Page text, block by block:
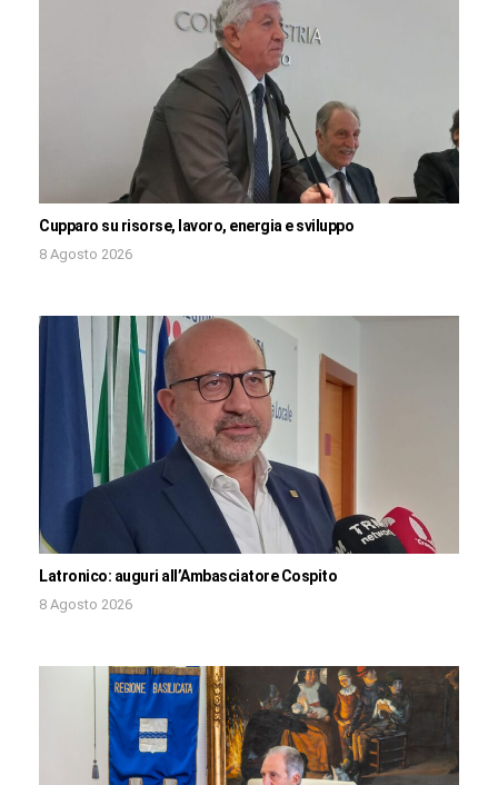
Cupparo su risorse, lavoro, energia e sviluppo
8 Agosto 2026
Latronico: auguri all’Ambasciatore Cospito
8 Agosto 2026